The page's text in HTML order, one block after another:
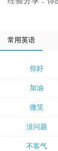
常用英语
你好
加油
微笑
没问题
不客气